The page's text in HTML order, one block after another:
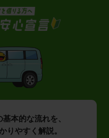
本的な流れを、
りやすく解説。